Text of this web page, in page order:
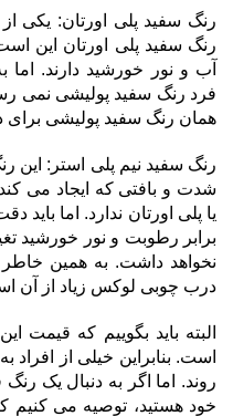
رنگ سفید پلی اورتان: یکی
رنگ سفید پلی اورتان این
آب و نور خورشید دارند. اما
فرد رنگ سفید پولیشی نمی
همان رنگ سفید پولیشی
رنگ سفید نیم پلی استر: این
شدت و بافتی که ایجاد می
یا پلی اورتان ندارد. اما
برابر رطوبت و نور خورشید
نخواهد داشت. به همین خاطر
درب چوبی لوکس زیاد از آن
البته باید بگوییم که قیمت
است. بنابراین خیلی از
روند. اما اگر به دنبال یک
خود هستید، توصیه می کنیم